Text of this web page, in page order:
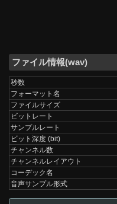
ファイル情報(wav)
秒数
フォーマット名
ファイルサイズ
ビットレート
サンプルレート
ビット深度 (bit)
チャンネル数
チャンネルレイアウト
コーデック名
音声サンプル形式